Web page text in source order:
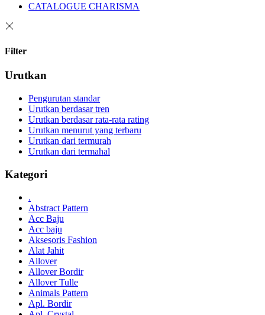
CATALOGUE CHARISMA
Filter
Urutkan
Pengurutan standar
Urutkan berdasar tren
Urutkan berdasar rata-rata rating
Urutkan menurut yang terbaru
Urutkan dari termurah
Urutkan dari termahal
Kategori
.
Abstract Pattern
Acc Baju
Acc baju
Aksesoris Fashion
Alat Jahit
Allover
Allover Bordir
Allover Tulle
Animals Pattern
Apl. Bordir